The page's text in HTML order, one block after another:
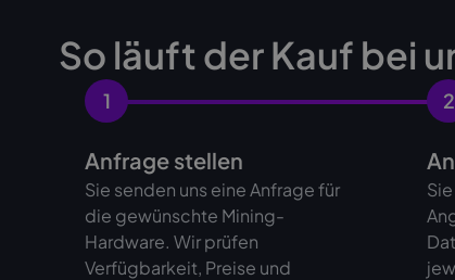
So läuft der Kauf bei
1
Anfrage stellen
Sie senden uns eine Anfrage für
die gewünschte Mining-
Hardware. Wir prüfen
Verfügbarkeit, Preise und
2